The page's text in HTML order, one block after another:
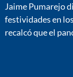
Jaime Pumarejo
festividades en
recalcó que el